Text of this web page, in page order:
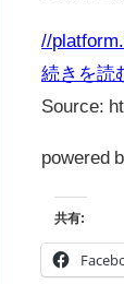
//
続きを読
Source:
powered
共有: